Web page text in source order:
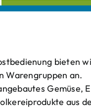
bieten
Warengruppen an.
Gemüse,
aus